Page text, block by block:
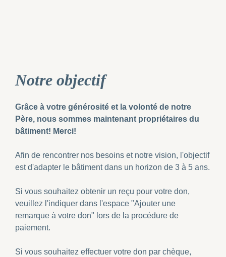
Notre objectif
Grâce à votre générosité et la volonté de notre
Père, nous sommes maintenant propriétaires du
bâtiment! Merci!
Afin de rencontrer nos besoins et notre vision, l'objectif
est d'adapter le bâtiment dans un horizon de 3 à 5 ans.
Si vous souhaitez obtenir un reçu pour votre don,
veuillez l'indiquer dans l'espace "Ajouter une
remarque à votre don" lors de la procédure de
paiement.
Si vous souhaitez effectuer votre don par chèque,